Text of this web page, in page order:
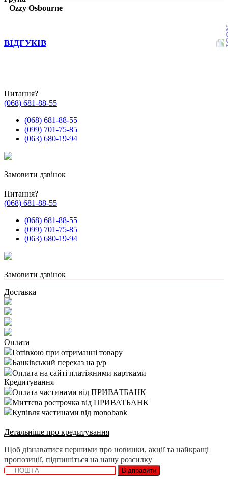
Ozzy Osbourne
ВІДГУКІВ
Питання?
(068) 681-88-55
(068) 681-88-55
(099) 701-75-85
(063) 680-19-94
Замовити дзвінок
Питання?
(068) 681-88-55
(068) 681-88-55
(099) 701-75-85
(063) 680-19-94
Замовити дзвінок
Доставка
Оплата
Готівкою при отриманні товару
Банківський переказ на р/р
Оплата на сайті платіжними картками
Кредитування
Оплата частинами від ПРИВАТБАНК
Миттєва рострочка від ПРИВАТБАНК
Купівля частинами від monobank
Детальніше про кредитування
Щоб дізнаватися першими про новинки, акції та найкращі
пропозиції, підпишіться на нашу розсилку
Відправити